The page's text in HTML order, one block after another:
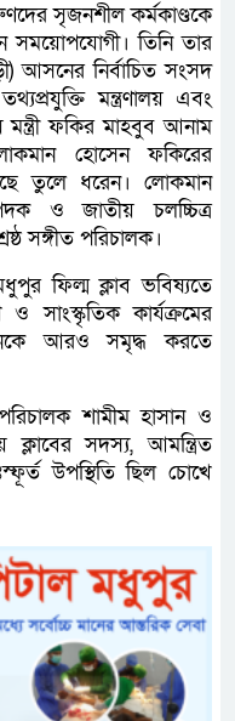
সৃজনশীল কর্মকাণ্ডকে
তিনি তার
আসনের নির্বাচিত সংসদ
মন্ত্রণালয় এবং
মন্ত্রী ফকির মাহবুব আনাম
হোসেন ফকিরের
তুলে ধরেন। লোকমান
ও জাতীয় চলচ্চিত্র
সঙ্গীত পরিচালক।
ফিল্ম ক্লাব ভবিষ্যতে
ও সাংস্কৃতিক কার্যক্রমের
আরও সমৃদ্ধ করতে
শামীম হাসান ও
সদস্য, আমন্ত্রিত
উপস্থিতি ছিল চোখে